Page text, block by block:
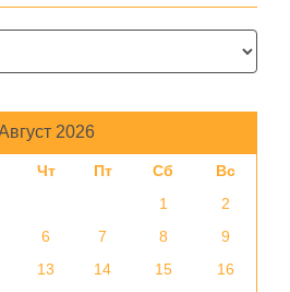
2026
Чт Пт Сб
Вс
1
2
6 7 8
9
13 14 15
16